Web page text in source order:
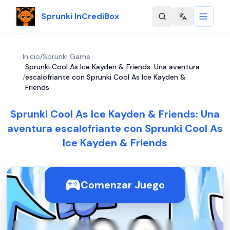
Sprunki InCrediBox Change
Inicio/Sprunki Game
/
Sprunki Cool As Ice Kayden & Friends: Una aventura
escalofriante con Sprunki Cool As Ice Kayden &
Friends
Sprunki Cool As Ice Kayden & Friends: Una
aventura escalofriante con Sprunki Cool As
Ice Kayden & Friends
Comenzar Juego